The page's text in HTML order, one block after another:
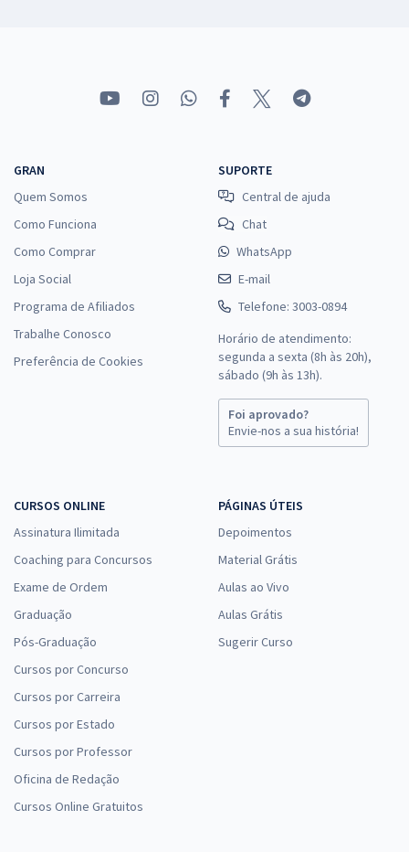
GRAN
Quem Somos
Como Funciona
Como Comprar
Loja Social
Programa de Afiliados
Trabalhe Conosco
Preferência de Cookies
SUPORTE
Central de ajuda
Chat
WhatsApp
E-mail
Telefone: 3003-0894
Horário de atendimento:
segunda a sexta (8h às 20h),
sábado (9h às 13h).
Foi aprovado?
Envie-nos a sua história!
CURSOS ONLINE
Assinatura Ilimitada
Coaching para Concursos
Exame de Ordem
Graduação
Pós-Graduação
Cursos por Concurso
Cursos por Carreira
Cursos por Estado
Cursos por Professor
Oficina de Redação
Cursos Online Gratuitos
PÁGINAS ÚTEIS
Depoimentos
Material Grátis
Aulas ao Vivo
Aulas Grátis
Sugerir Curso